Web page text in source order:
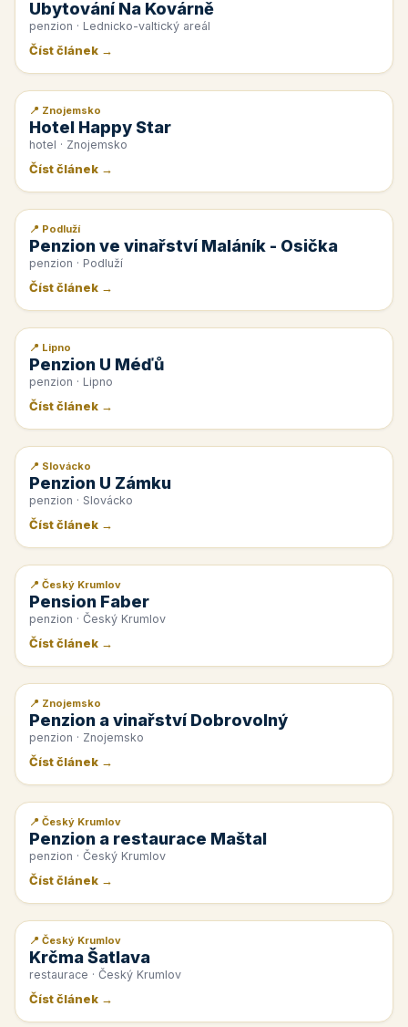
Ubytování Na Kovárně
penzion · Lednicko-valtický areál
Číst článek →
📰 PR článek
📍 Znojemsko
Hotel Happy Star
hotel · Znojemsko
Číst článek →
📰 PR článek
📍 Podluží
Penzion ve vinařství Maláník - Osička
penzion · Podluží
Číst článek →
📰 PR článek
📍 Lipno
Penzion U Méďů
penzion · Lipno
Číst článek →
📰 PR článek
📍 Slovácko
Penzion U Zámku
penzion · Slovácko
Číst článek →
📰 PR článek
📍 Český Krumlov
Pension Faber
penzion · Český Krumlov
Číst článek →
📰 PR článek
📍 Znojemsko
Penzion a vinařství Dobrovolný
penzion · Znojemsko
Číst článek →
📰 PR článek
📍 Český Krumlov
Penzion a restaurace Maštal
penzion · Český Krumlov
Číst článek →
📰 PR článek
📍 Český Krumlov
Krčma Šatlava
restaurace · Český Krumlov
Číst článek →